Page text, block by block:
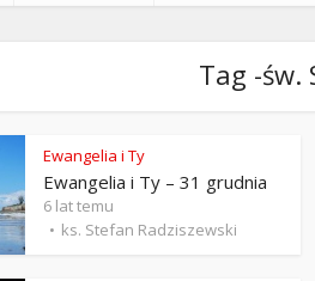
Tag -św.
Ewangelia i Ty
Ewangelia i Ty – 31 grudnia
6 lat temu
ks. Stefan Radziszewski
Ewangelia i
ks. Stefan